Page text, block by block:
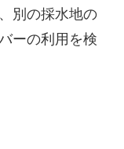
別の採水地の
ーの利用を検